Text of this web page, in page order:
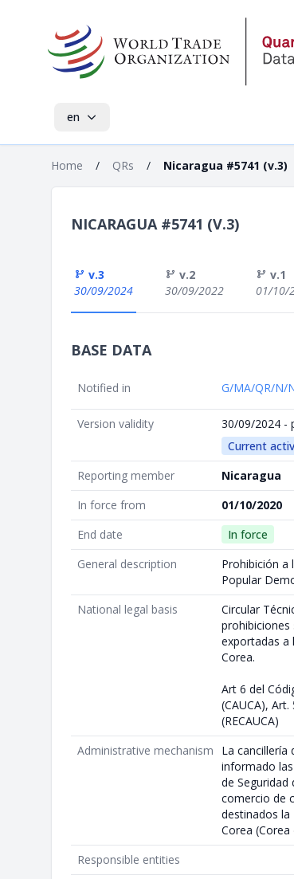
en
Home / QRs / Nicaragua #5741 (v.3)
NICARAGUA #5741 (V.3)
v.3
30/09/2024
v.2
30/09/2022
v.1
01/10/
BASE DATA
Notified in G/MA/QR/N/
Version validity
30/09/2024 -
Current
Reporting member
Nicaragua
In force from
01/10/2020
End date
In force
General description
Prohibición a
Popular
National legal basis
Circular
exportadas a
Corea.
Art 6 del
(CAUCA),
(RECAUCA)
Administrative mechanism
La cancillería
informado
de Seguridad
comercio de
destinados la
Corea
Responsible entities